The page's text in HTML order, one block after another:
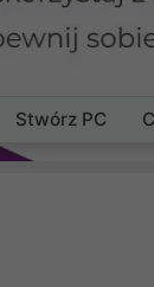
Stwórz PC